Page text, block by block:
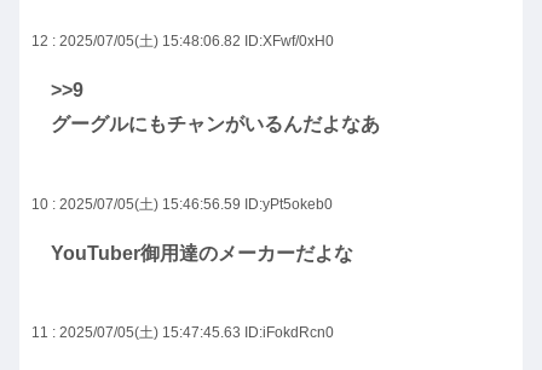
12 : 2025/07/05(土) 15:48:06.82 ID:XFwf/0xH0
>>9
グーグルにもチャンがいるんだよなあ
10 : 2025/07/05(土) 15:46:56.59 ID:yPt5okeb0
YouTuber御用達のメーカーだよな
11 : 2025/07/05(土) 15:47:45.63 ID:iFokdRcn0